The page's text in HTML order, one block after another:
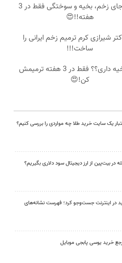
ترمیم جای زخم، بخیه و سوختگی فقط در 3
هفته!!😍
شیرازی کرم ترمیم زخم ایرانی را
ساخت!!!
جای بخیه داری؟؟ فقط در 3 هفته ترمیمش
کن!😍
یک سایت خرید طلا چه مواردی را بررسی کنیم؟
در بیت‌پین از ارز دیجیتال سود دلاری بگیریم؟
در اینترنت جست‌وجو کرد؛ فهرست نشانه‌های
خرید یوسی پابجی موبایل